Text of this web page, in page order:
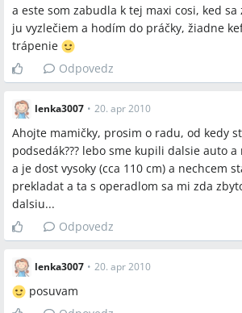
a este som zabudla k tej maxi cosi, ked
ju vyzlečiem a hodím do práčky, žiadne
trápenie
Odpovedz
lenka3007 • 20. apr 2010
Ahojte mamičky, prosim o radu, od kedy
podsedák??? lebo sme kupili dalsie auto
a je dost vysoky (cca 110 cm) a nechcem
prekladat a ta s operadlom sa mi zda
dalsiu...
Odpovedz
lenka3007 • 20. apr 2010
posuvam